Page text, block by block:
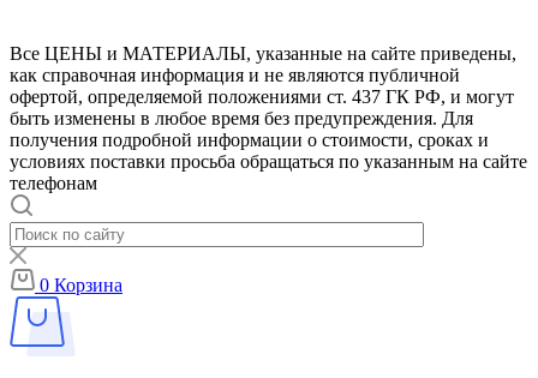
Все ЦЕНЫ и МАТЕРИАЛЫ, указанные на сайте приведены,
как справочная информация и не являются публичной
офертой, определяемой положениями ст. 437 ГК РФ, и могут
быть изменены в любое время без предупреждения. Для
получения подробной информации о стоимости, сроках и
условиях поставки просьба обращаться по указанным на сайте
телефонам
0 Корзина